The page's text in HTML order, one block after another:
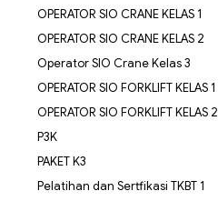
OPERATOR SIO CRANE KELAS 1
OPERATOR SIO CRANE KELAS 2
Operator SIO Crane Kelas 3
OPERATOR SIO FORKLIFT KELAS 1
OPERATOR SIO FORKLIFT KELAS 2
P3K
PAKET K3
Pelatihan dan Sertfikasi TKBT 1